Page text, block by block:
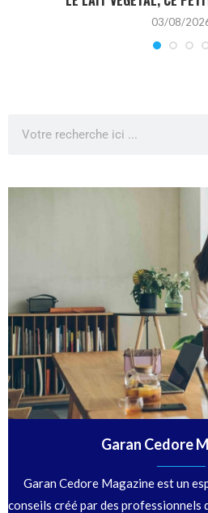
03/08/
Garan Cedore
Garan Cedore Magazine est un
conseils créé par des